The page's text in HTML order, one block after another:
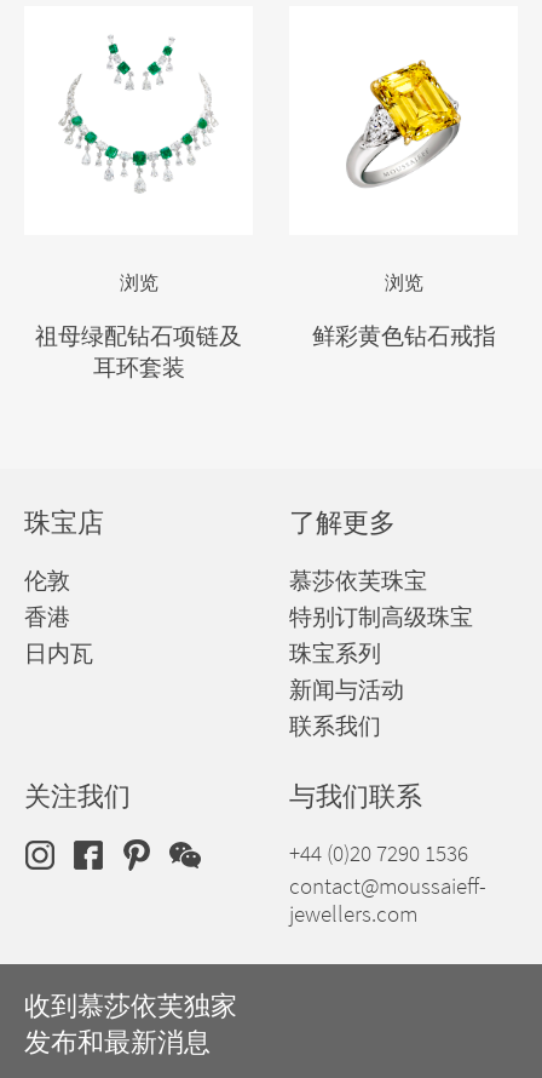
浏览
祖母绿配钻石项链及
耳环套装
浏览
鲜彩黄色钻石戒指
珠宝店
伦敦
香港
日内瓦
了解更多
慕莎依芙珠宝
特别订制高级珠宝
珠宝系列
新闻与活动
联系我们
关注我们 与我们联系
+44 (0)20 7290 1536
contact@moussaieff-
jewellers.com
收到慕莎依芙独家
发布和最新消息